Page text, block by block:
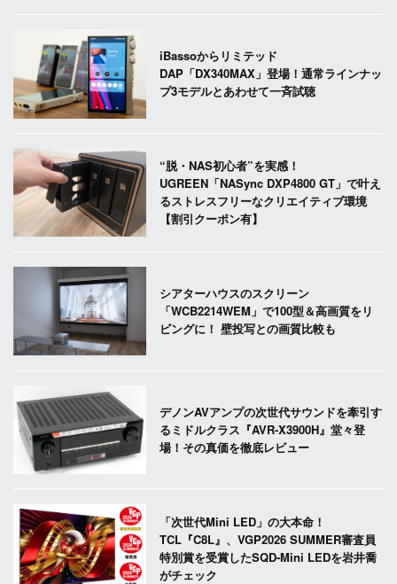
iBassoからリミテッド
DAP「DX340MAX」登場！通常ラインナッ
プ3モデルとあわせて一斉試聴
“脱・NAS初心者”を実感！
UGREEN「NASync DXP4800 GT」で叶え
るストレスフリーなクリエイティブ環境
【割引クーポン有】
シアターハウスのスクリーン
「WCB2214WEM」で100型＆高画質をリ
ビングに！ 壁投写との画質比較も
デノンAVアンプの次世代サウンドを牽引す
るミドルクラス『AVR-X3900H』堂々登
場！その真価を徹底レビュー
「次世代Mini LED」の大本命！
TCL『C8L』、VGP2026 SUMMER審査員
特別賞を受賞したSQD-Mini LEDを岩井喬
がチェック